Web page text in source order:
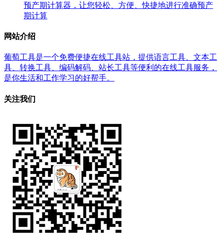
预产期计算器，让您轻松、方便、快捷地进行准确预产
期计算
网站介绍
葡萄工具是一个免费便捷在线工具站，提供语言工具、文本工
具、转换工具、编码解码、站长工具等便利的在线工具服务，
是你生活和工作学习的好帮手。
关注我们